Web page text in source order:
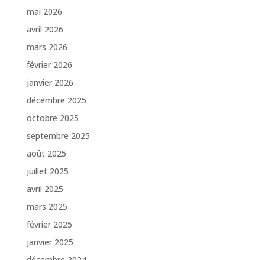
mai 2026
avril 2026
mars 2026
février 2026
janvier 2026
décembre 2025
octobre 2025
septembre 2025
août 2025
juillet 2025
avril 2025
mars 2025
février 2025
janvier 2025